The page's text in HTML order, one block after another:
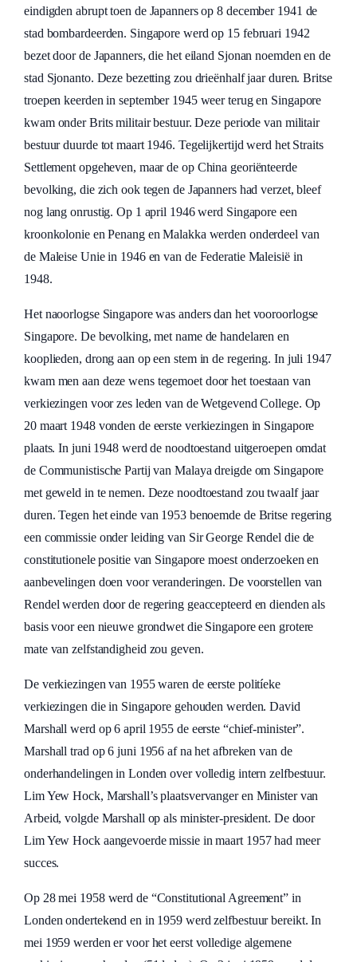
eindigden abrupt toen de Japanners op 8 december 1941 de
stad bombardeerden. Singapore werd op 15 februari 1942
bezet door de Japanners, die het eiland Sjonan noemden en de
stad Sjonanto. Deze bezetting zou drieënhalf jaar duren. Britse
troepen keerden in september 1945 weer terug en Singapore
kwam onder Brits militair bestuur. Deze periode van militair
bestuur duurde tot maart 1946. Tegelijkertijd werd het Straits
Settlement opgeheven, maar de op China georiënteerde
bevolking, die zich ook tegen de Japanners had verzet, bleef
nog lang onrustig. Op 1 april 1946 werd Singapore een
kroonkolonie en Penang en Malakka werden onderdeel van
de Maleise Unie in 1946 en van de Federatie Maleisië in
1948.
Het naoorlogse Singapore was anders dan het vooroorlogse
Singapore. De bevolking, met name de handelaren en
kooplieden, drong aan op een stem in de regering. In juli 1947
kwam men aan deze wens tegemoet door het toestaan van
verkiezingen voor zes leden van de Wetgevend College. Op
20 maart 1948 vonden de eerste verkiezingen in Singapore
plaats. In juni 1948 werd de noodtoestand uitgeroepen omdat
de Communistische Partij van Malaya dreigde om Singapore
met geweld in te nemen. Deze noodtoestand zou twaalf jaar
duren. Tegen het einde van 1953 benoemde de Britse regering
een commissie onder leiding van Sir George Rendel die de
constitutionele positie van Singapore moest onderzoeken en
aanbevelingen doen voor veranderingen. De voorstellen van
Rendel werden door de regering geaccepteerd en dienden als
basis voor een nieuwe grondwet die Singapore een grotere
mate van zelfstandigheid zou geven.
De verkiezingen van 1955 waren de eerste politíeke
verkiezingen die in Singapore gehouden werden. David
Marshall werd op 6 april 1955 de eerste “chief-minister”.
Marshall trad op 6 juni 1956 af na het afbreken van de
onderhandelingen in Londen over volledig intern zelfbestuur.
Lim Yew Hock, Marshall’s plaatsvervanger en Minister van
Arbeid, volgde Marshall op als minister-president. De door
Lim Yew Hock aangevoerde missie in maart 1957 had meer
succes.
Op 28 mei 1958 werd de “Constitutional Agreement” in
Londen ondertekend en in 1959 werd zelfbestuur bereikt. In
mei 1959 werden er voor het eerst volledige algemene